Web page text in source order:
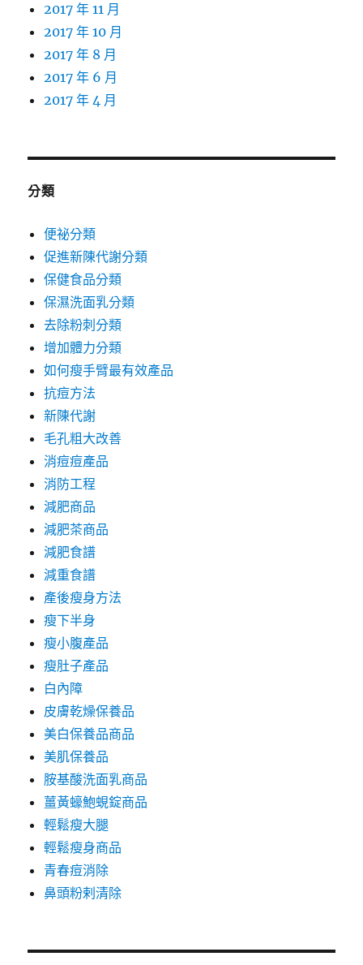
2017 年 11 月
2017 年 10 月
2017 年 8 月
2017 年 6 月
2017 年 4 月
分類
便祕分類
促進新陳代謝分類
保健食品分類
保濕洗面乳分類
去除粉刺分類
增加體力分類
如何瘦手臂最有效產品
抗痘方法
新陳代謝
毛孔粗大改善
消痘痘產品
消防工程
減肥商品
減肥茶商品
減肥食譜
減重食譜
產後瘦身方法
瘦下半身
瘦小腹產品
瘦肚子產品
白內障
皮膚乾燥保養品
美白保養品商品
美肌保養品
胺基酸洗面乳商品
薑黃蠔鮑蜆錠商品
輕鬆瘦大腿
輕鬆瘦身商品
青春痘消除
鼻頭粉剌清除